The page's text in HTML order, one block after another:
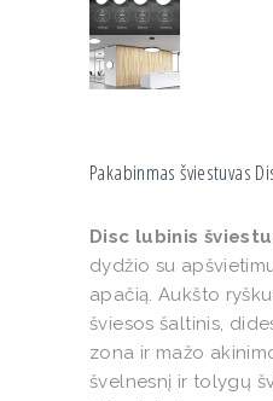
Pakabinmas šviestuvas
Disc lubinis
dydžio su
apačią. Aukšto
šviesos šaltinis,
zona ir mažo
švelnesnį ir tolygų